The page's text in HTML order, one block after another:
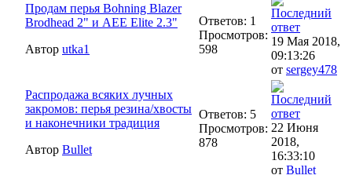
Продам перья Bohning Blazer
Brodhead 2" и AEE Elite 2.3"
Автор utka1
Ответов: 1
Просмотров:
598
19 Мая 2018,
09:13:26
от sergey478
Распродажа всяких лучных
закромов: перья резина/хвосты
и наконечники традиция
Автор Bullet
Ответов: 5
Просмотров:
878
22 Июня
2018,
16:33:10
от Bullet